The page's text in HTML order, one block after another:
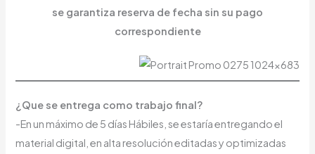
se garantiza reserva de fecha sin su pago
correspondiente
¿Que se entrega como trabajo final?
-En un máximo de 5 días Hábiles, se estaría entregando el
material digital, en alta resolución editadas y optimizadas